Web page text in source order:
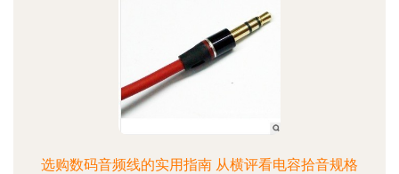
选购数码音频线的实用指南 从横评看电容拾音规格